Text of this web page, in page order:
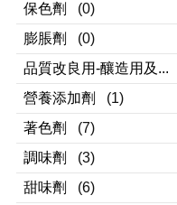
保色劑
(0)
膨脹劑
(0)
品質改良用-釀造用及...
營養添加劑
(1)
著色劑
(7)
調味劑
(3)
甜味劑
(6)